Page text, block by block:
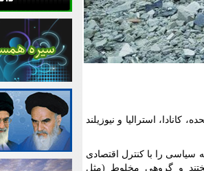
استرالیا و نیوزیلند
سیاسی را با کنترل اقتصادی
و گروهی مخلوط (مثل